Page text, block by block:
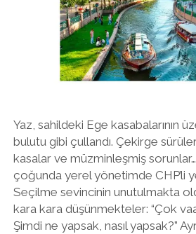
Yaz, sahildeki Ege kasabalarının
bulutu gibi çullandı. Çekirge
kasalar ve müzminleşmiş
çoğunda yerel yönetimde CHP’li
Seçilme sevincinin unutulmakta
kara kara düşünmekteler: “Çok
Şimdi ne yapsak, nasıl yapsak?”